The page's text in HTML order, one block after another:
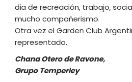
dia de recreación, trabajo,
mucho compañerismo.
Otra vez el Garden Club
representado.
Chana Otero de Ravone,
Grupo Temperley